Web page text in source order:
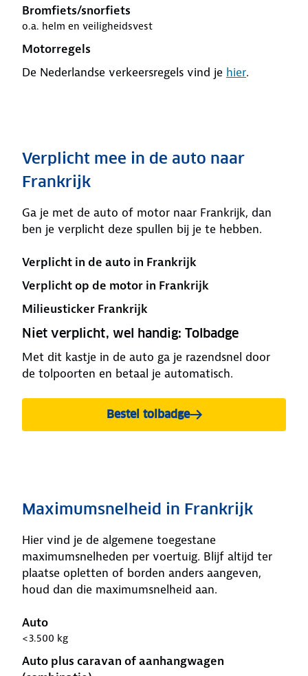
Bromfiets/snorfiets
o.a. helm en veiligheidsvest
Motorregels
De Nederlandse verkeersregels vind je hier.
Verplicht mee in de auto naar
Frankrijk
Ga je met de auto of motor naar Frankrijk, dan
ben je verplicht deze spullen bij je te hebben.
Verplicht in de auto in Frankrijk
Verplicht op de motor in Frankrijk
Milieusticker Frankrijk
Niet verplicht, wel handig: Tolbadge
Met dit kastje in de auto ga je razendsnel door
de tolpoorten en betaal je automatisch.
Bestel tolbadge
Maximumsnelheid in Frankrijk
Hier vind je de algemene toegestane
maximumsnelheden per voertuig. Blijf altijd ter
plaatse opletten of borden anders aangeven,
houd dan die maximumsnelheid aan.
Auto
<3.500 kg
Auto plus caravan of aanhangwagen